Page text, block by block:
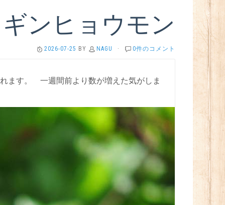
ンヒョウモン
2026-07-25 BY NAGU · 0件のコメント
す。 一週間前より数が増えた気がしま